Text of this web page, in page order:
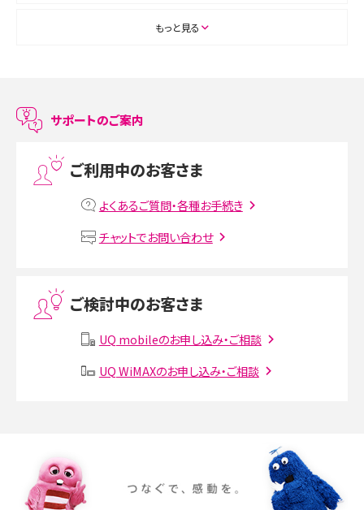
ASMRとは？初心者向けの代表ジャンルや楽しみ方を解説
LINEで友だちを削除する方法は？方法ごとの影響や復活・復元する方法も解説
MNOとは？MVNOやMVNEとの違いやメリット・デメリットを解説
VPN接続とは？仕組みや必要性、メリット・デメリット、接続方法を解説
Instagram（インスタグラム）でスクショするとバレる？バレるケースや撮り方も解
SMSとは？料金やできること、注意点や届かない時の対処法を解説
iPhone 16eとiPhone SE（第3世代）の違いは？サイズやスペックを比較して解説
iPhone 16eとiPhone 14を徹底比較！スペック・機能の違いをわかりやすく紹介
もっと見る
サポートのご案内
ご利用中のお客さま
よくあるご質問・各種お手続き
チャットでお問い合わせ
ご検討中のお客さま
UQ mobileのお申し込み・ご相談
UQ WiMAXのお申し込み・ご相談